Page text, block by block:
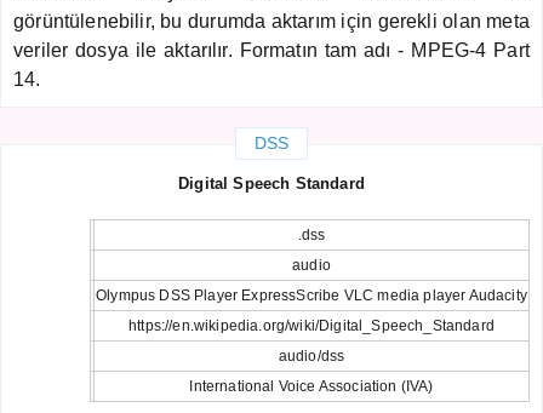
görüntülenebilir, bu durumda aktarım için gerekli olan meta
veriler dosya ile aktarılır. Formatın tam adı - MPEG-4 Part
14.
DSS
Digital Speech Standard
.dss
audio
Olympus DSS Player ExpressScribe VLC media player Audacity
https://en.wikipedia.org/wiki/Digital_Speech_Standard
audio/dss
International Voice Association (IVA)